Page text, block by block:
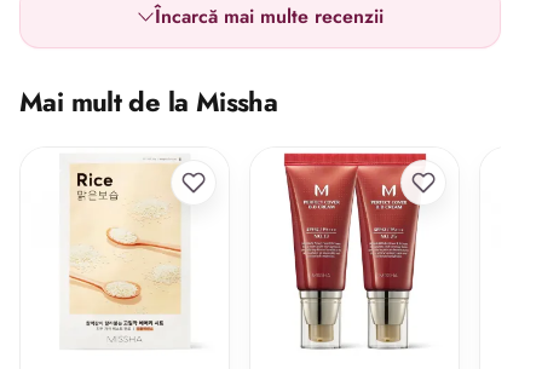
Încarcă mai multe recenzii
Mai mult de la Missha